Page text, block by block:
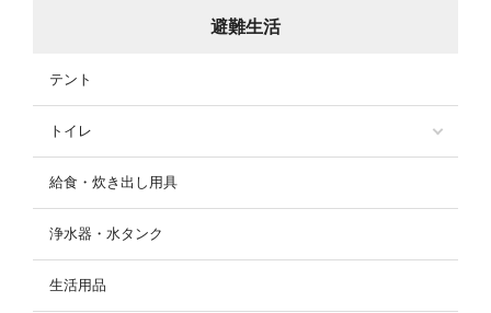
避難生活
テント
トイレ
給食・炊き出し用具
浄水器・水タンク
生活用品